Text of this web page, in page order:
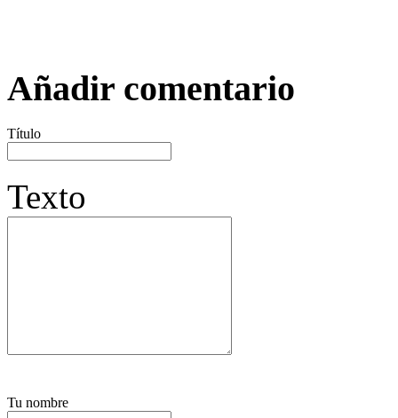
Añadir comentario
Título
Texto
Tu nombre